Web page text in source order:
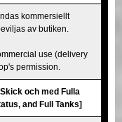
kommersiellt
av butiken.
use (delivery
permission.
och med Fulla
and Full Tanks]